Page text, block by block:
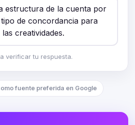
estructura de la cuenta por
de concordancia para
creatividades.
verificar tu respuesta.
fuente preferida en Google